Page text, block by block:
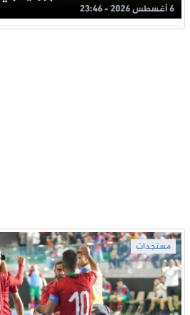
6 أغسطس 2026 - 23:46
مستجدات